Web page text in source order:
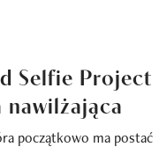
Selfie Project
nawilżająca
początkowo ma postać